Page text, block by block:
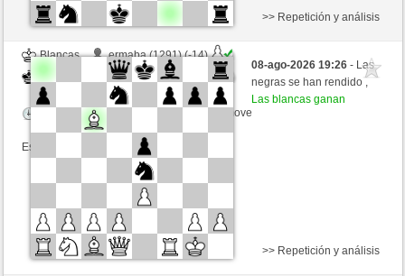
Blancas
ermaba (1291) (-14)
Negras
Buong (1332) (+14)
Tiempo: 15 minutes/side + 3 seconds/move
Esta partida es por puntos
>> Repetición y análisis
08-ago-2026 19:26- Las
negras se han rendido ,
Las blancas ganan
>> Repetición y análisis